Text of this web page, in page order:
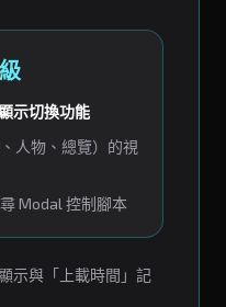
示切換功能
人物、總覽）的視
Modal 控制腳本
示與「上載時間」記